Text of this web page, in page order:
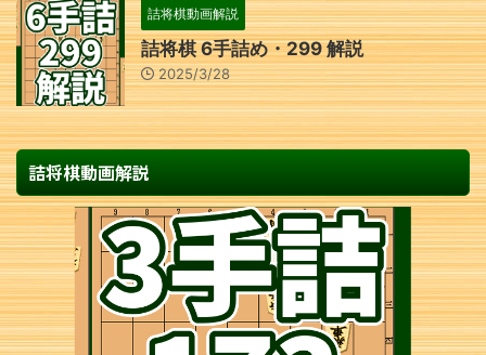
詰将棋動画解説
詰将棋 6手詰め・299 解説
2025/3/28
詰将棋動画解説